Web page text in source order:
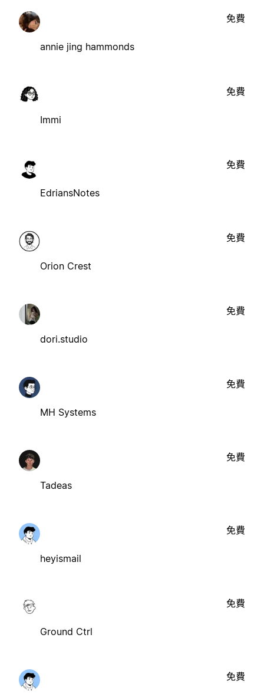
annie jing hammonds
免費
Immi
免費
EdriansNotes
免費
Orion Crest
免費
dori.studio
免費
MH Systems
免費
Tadeas
免費
heyismail
免費
Ground Ctrl
免費
免費